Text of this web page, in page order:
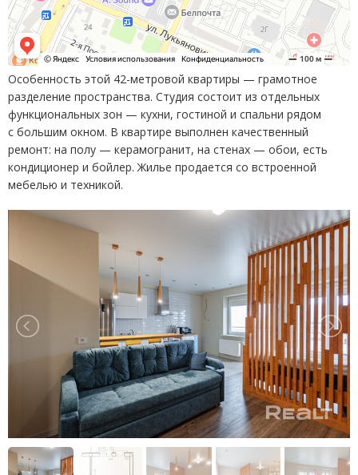
Особенность этой 42-метровой квартиры — грамотное
разделение пространства. Студия состоит из отдельных
функциональных зон — кухни, гостиной и спальни рядом
с большим окном. В квартире выполнен качественный
ремонт: на полу — керамогранит, на стенах — обои, есть
кондиционер и бойлер. Жилье продается со встроенной
мебелью и техникой.